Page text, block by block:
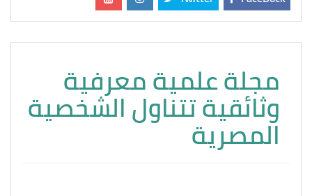
مجلة علمية معرفية
وثائقية تتناول الشخصية
المصرية